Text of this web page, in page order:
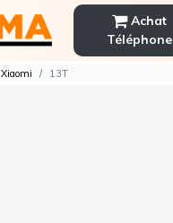
Achat
Téléphone
Xiaomi 13T